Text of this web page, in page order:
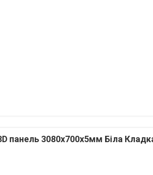
панель 3080x700x5мм Біла